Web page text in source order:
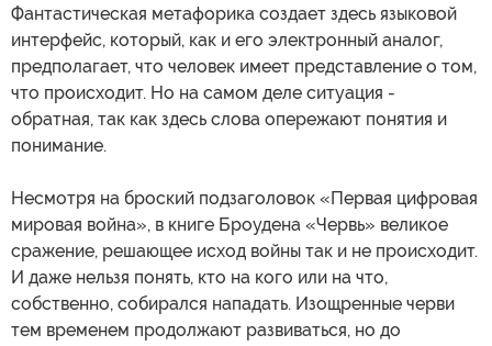
Фантастическая метафорика создает здесь языковой
интерфейс, который, как и его электронный аналог,
предполагает, что человек имеет представление о том,
что происходит. Но на самом деле ситуация -
обратная, так как здесь слова опережают понятия и
понимание.
Несмотря на броский подзаголовок «Первая цифровая
мировая война», в книге Броудена «Червь» великое
сражение, решающее исход войны так и не происходит.
И даже нельзя понять, кто на кого или на что,
собственно, собирался нападать. Изощренные черви
тем временем продолжают развиваться, но до